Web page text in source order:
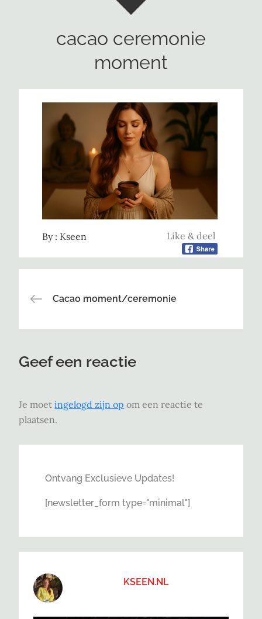
cacao ceremonie
moment
Like & deel
By : Kseen
Bericht
navigatie
Cacao moment/ceremonie
Geef een reactie
Je moetingelogd zijn op om een reactie te
plaatsen.
Ontvang Exclusieve Updates!
[newsletter_form type="minimal"]
KSEEN.NL